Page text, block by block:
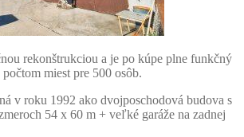
rekonštrukciou a je po kúpe plne funkčný
miest pre 500 osôb.
v roku 1992 ako dvojposchodová budova s
54 x 60 m + veľké garáže na zadnej